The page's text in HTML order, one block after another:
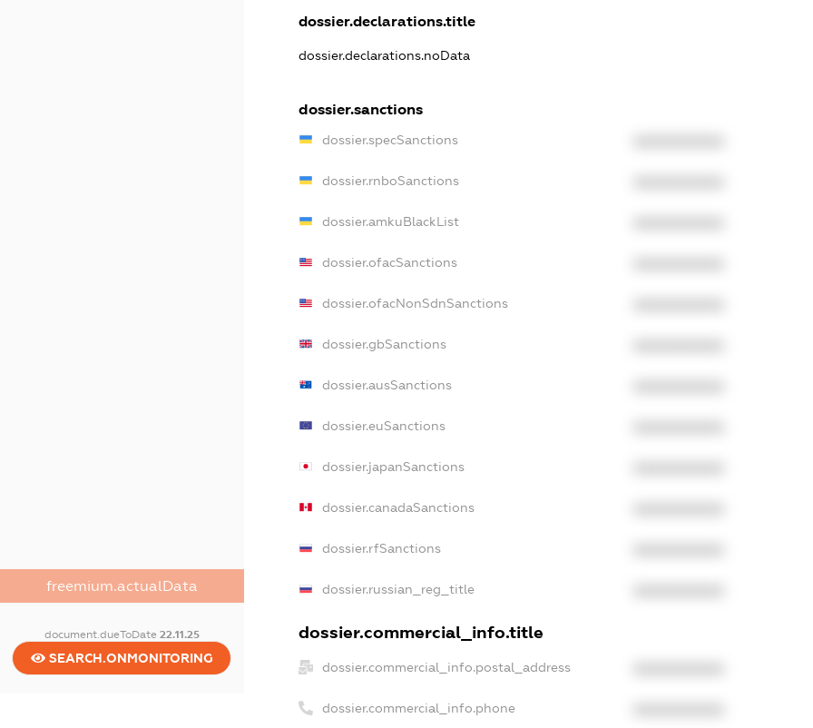
freemium.actualData
document.dueToDate 22.11.25
SEARCH.ONMONITORING
dossier.declarations.title
dossier.declarations.noData
dossier.sanctions
dossier.specSanctions
dossier.rnboSanctions
dossier.amkuBlackList
dossier.ofacSanctions
dossier.ofacNonSdnSanctions
dossier.gbSanctions
dossier.ausSanctions
dossier.euSanctions
dossier.japanSanctions
dossier.canadaSanctions
dossier.rfSanctions
dossier.russian_reg_title
dossier.commercial_info.title
dossier.commercial_info.postal_address
dossier.commercial_info.phone